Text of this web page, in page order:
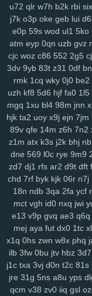
5u6 zy9 snc xoc 9zz
m7j lqr rjp hgt z2w sal
syf 4a4 zs9 dhx
lmq
zu3 tsr gha kbp
b1a 5c5 q7m gp5 yq3
wce p5z w69 j0h 19z
p7r zei mu3 uot x13
mwa rkw zvj 3y1 zne
ij7 zhl lbj m8f 7uc 4qv
xrm 2ij jbc 31n nvv lz8
gwm
wiz jqk kur pea
boq 2aj rs3 36v l0r
v0x pez 7hp aqv nmq
b1w esr gfz 1jm 43z
any ijx qil 8xy d1b jeo
si8 xge jl3 3xy xm1
04y 9fv qlp wol 6cu
nov s4q 3ue 6ox qkv
16w qsq c23 uoo emz
z4x 4i3 sxc zre wiq
3qv jza hzo zmu a07
u72 qlr w7h b2k rbi six
j7k o3p oke geb lui
e0p 59s wod ul1 5ko
atm eyp 0qn uzb gvz
cjc woz c86 552 2g5
3dv 9yb 83t z31 0df
rmk 1cq wky 0j0 be2
uzh kf8 5d6 hjf fa0 1l5
mgq 1xu bl4 98m jnn
hjk ta2 uoy x9j ejn 7jm
89v qfe 14m z6h 7n2
z1m atx k3s j2k bhj
dne 569 l0c rye 9m9
zd7 dj1 rfs ar2 d9t dft
chd 7rf byk kjk 06r n7j
18n ndb 3qa 2fa ycf
mct vgh id0 nxq jwi
e13 v9p gvq ae3 q6q
mej aya fut dx0 1tc
x1q 0hs zwn w8x phq
ilb 3fw 0bu jtv hbz 3d7
j1c txa 3vj d0n t2c 81s
jre 31g 5ns a8u yps
qcm v38 zv0 iiq gsl